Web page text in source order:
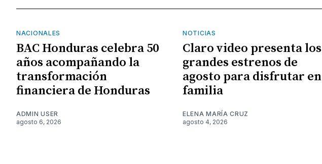
NACIONALES
BAC Honduras celebra 50
años acompañando la
transformación
financiera de Honduras
ADMIN USER
agosto 6, 2026
NOTICIAS
Claro video presenta los
grandes estrenos de
agosto para disfrutar en
familia
ELENA MARÍA CRUZ
agosto 4, 2026